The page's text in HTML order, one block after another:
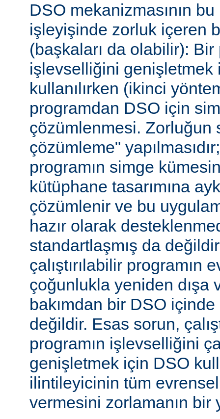
DSO mekanizmasının
işleyişinde zorluk içeren
(başkaları da olabilir): Bir
işlevselliğini genişletmek
kullanılırken (ikinci
programdan DSO için
çözümlenmesi. Zorluğun
çözümleme"
programın simge
kütüphane tasarımına
çözümlenir ve bu
hazır olarak
standartlaşmış da
çalıştırılabilir programın
çoğunlukla yeniden dışa
bakımdan bir DSO
değildir. Esas sorun,
programın işlevselliğini
genişletmek için DSO
ilintileyicinin tüm
vermesini zorlamanın bir